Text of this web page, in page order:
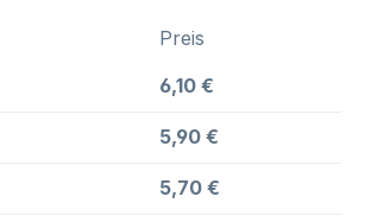
Preis
6,10 €
5,90 €
5,70 €